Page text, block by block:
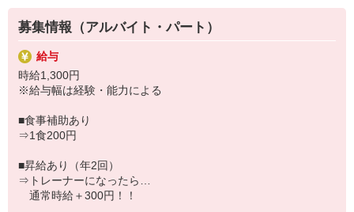
社会保険完備・福利厚生充実◎
長く働きたい方も安心です。
■嬉しい社割あり
系列飲食店やビッグエコーが割引で利用可能！
生活にも嬉しい特典つき♪
「安定した環境でしっかり働きたい」
そんな方はぜひご応募ください◎
・お会計
・テーブルの片づけ など…
（キッチンstaff）
・調理補助
・お皿洗い など
＼しっかり稼ぎたい方、安定して働きたい方におすすめ！／
第一興商グループだからこその安定した環境で、
接客や店舗運営を学びながら、
将来的には社員登用も目指せます。
募集情報（アルバイト・パート）
給与
時給1,300円
※給与幅は経験・能力による
■食事補助あり
⇒1食200円
■昇給あり（年2回）
⇒トレーナーになったら…
通常時給＋300円！！